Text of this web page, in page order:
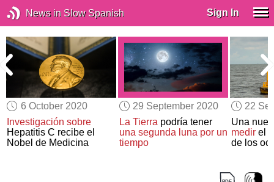
News in Slow Spanish Sign In
6 October 2020
Investigación sobre
Hepatitis C recibe el
Nobel de Medicina
29 September 2020
La Tierrapodría tener
una segunda luna por un
tiempo
22
Una
medirel
de los